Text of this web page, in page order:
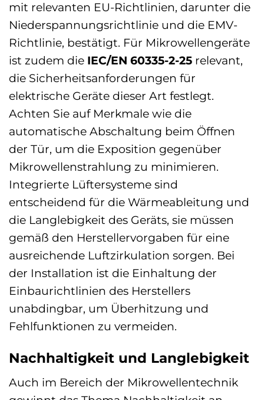
mit relevanten EU-Richtlinien, darunter die
Niederspannungsrichtlinie und die EMV-
Richtlinie, bestätigt. Für Mikrowellengeräte
ist zudem die IEC/EN 60335-2-25 relevant,
die Sicherheitsanforderungen für
elektrische Geräte dieser Art festlegt.
Achten Sie auf Merkmale wie die
automatische Abschaltung beim Öffnen
der Tür, um die Exposition gegenüber
Mikrowellenstrahlung zu minimieren.
Integrierte Lüftersysteme sind
entscheidend für die Wärmeableitung und
die Langlebigkeit des Geräts, sie müssen
gemäß den Herstellervorgaben für eine
ausreichende Luftzirkulation sorgen. Bei
der Installation ist die Einhaltung der
Einbaurichtlinien des Herstellers
unabdingbar, um Überhitzung und
Fehlfunktionen zu vermeiden.
Nachhaltigkeit und Langlebigkeit
Auch im Bereich der Mikrowellentechnik